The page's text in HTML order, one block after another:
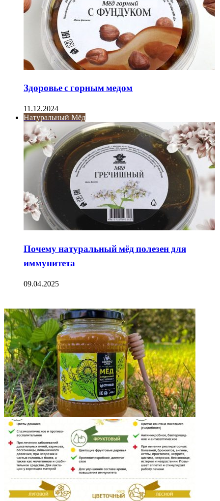
Здоровье с горным медом
11.12.2024
Натуральный Мёд
Почему натуральный мёд полезен для
иммунитета
09.04.2025